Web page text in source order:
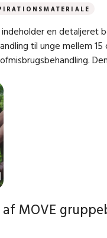
en detaljeret
til unge mellem 15
af MOVE